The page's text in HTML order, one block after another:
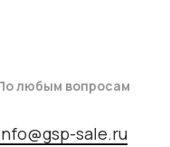
любым вопросам
sale.ru